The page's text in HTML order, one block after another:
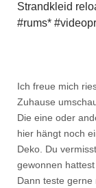
Strandkleid
#rums*
Ich freue mich
Zuhause
Die eine oder
hier hängt noch
Deko. Du
gewonnen
Dann teste gerne